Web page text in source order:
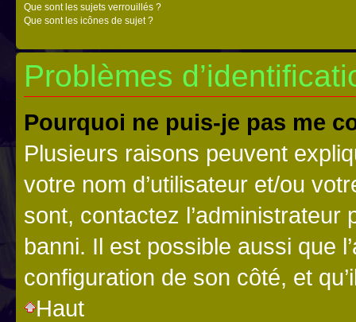
Que sont les sujets verrouillés ?
Que sont les icônes de sujet ?
Problèmes
Pourquoi ne puis-je pas me
Plusieurs raisons peuvent
votre nom d’utilisateur et/ou
sont, contactez l’administrateur
banni. Il est possible aussi que
configuration de son côté, et
Haut